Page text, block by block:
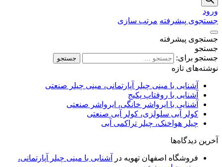
ورود
جستجوی پیشرفته مرتب سازی
جستجوی پیشرفته
جستجو
جستجو برای:
جستجو
نوشته‌های تازه
آشنایی با مینی چیلر آپارتمانی، مینی چیلر صنعتی
آشنایی با روفتاپ پکیج
آشنایی با ایرواشر خانگی، ایرواشر صنعتی
کولر آبی سلولزی، کولر آبی صنعتی
چیلر هواخنک، چیلر تراکمی آبی
آخرین دیدگاه‌ها
فروشگاه اصفهان تهویه در
آشنایی با مینی چیلر آپارتمانی،